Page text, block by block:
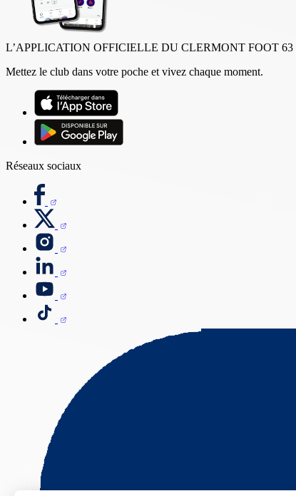
L’APPLICATION OFFICIELLE DU CLERMONT FOOT 63
Mettez le club dans votre poche et vivez chaque moment.
Réseaux sociaux